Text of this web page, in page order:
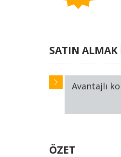
SATIN ALMAK
Avantajlı
ÖZET